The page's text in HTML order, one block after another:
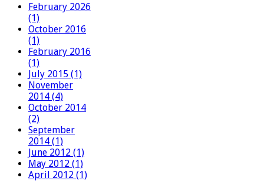
February 2026
(1)
October 2016
(1)
February 2016
(1)
July 2015 (1)
November
2014 (4)
October 2014
(2)
September
2014 (1)
June 2012 (1)
May 2012 (1)
April 2012 (1)